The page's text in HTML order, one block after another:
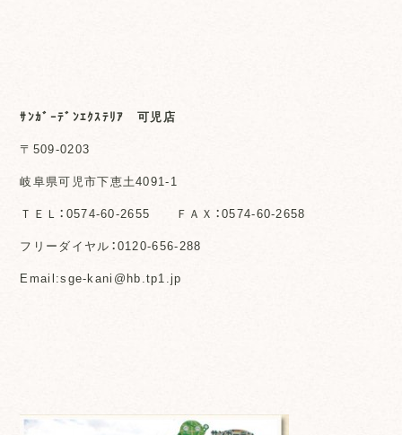
ｻﾝｶﾞｰﾃﾞﾝｴｸｽﾃﾘｱ 可児店
〒509-0203
岐阜県可児市下恵土4091-1
ＴＥＬ：0574-60-2655 ＦＡＸ：0574-60-2658
フリーダイヤル：0120-656-288
Email:sge-kani@hb.tp1.jp